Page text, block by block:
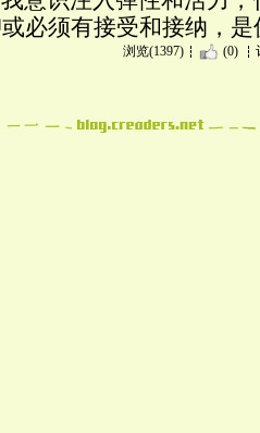
必须有接受和接纳，
浏览(1397) (0)